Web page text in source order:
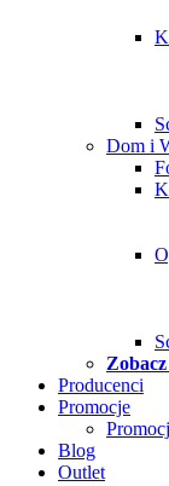
Dom i
Producenci
Promocje
Blog
Outlet